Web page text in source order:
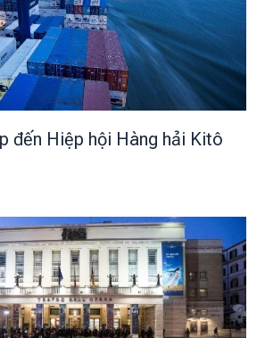
đến Hiệp hội Hàng hải Kitô